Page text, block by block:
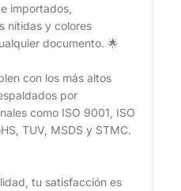
importados,
nítidas y colores
documento. 🌟
con los más altos
por
como ISO 9001, ISO
TUV, MSDS y STMC.
tu satisfacción es